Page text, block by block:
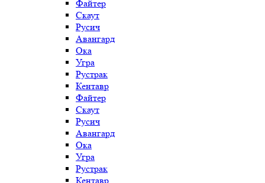
Файтер
Скаут
Русич
Авангард
Ока
Угра
Рустрак
Кентавр
Файтер
Скаут
Русич
Авангард
Ока
Угра
Рустрак
Кентавр